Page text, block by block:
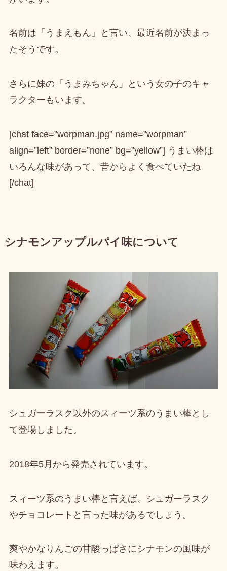
名前は「 うまえもん 」と言い、最近名前が決まっ
たそうです。
さらに妹の「 うまみちゃん 」という女の子のキャ
ラクターもいます。
[chat face=”worpman.jpg” name=”worpman”
align=”left” border=”none” bg=”yellow”] うまい棒は
いろんな味があって、昔からよく食べていたね
[/chat]
シナモンアップルパイ味について
シュガーラスク以外のスィーツ系のうまい棒とし
て登場しました。
2018年5月から発売されています。
スィーツ系のうまい棒と言えば、シュガーラスク
やチョコレートと言った味があるでしょう。
爽やかなりんごの甘酸っぱさにシナモンの風味が
味わえます。